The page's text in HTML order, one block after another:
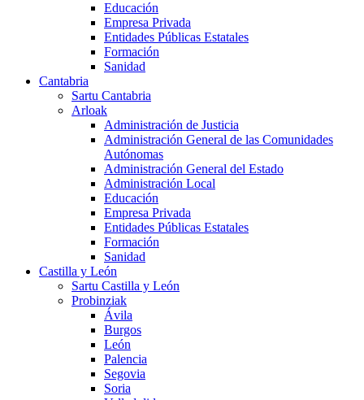
Educación
Empresa Privada
Entidades Públicas Estatales
Formación
Sanidad
Cantabria
Sartu Cantabria
Arloak
Administración de Justicia
Administración General de las Comunidades
Autónomas
Administración General del Estado
Administración Local
Educación
Empresa Privada
Entidades Públicas Estatales
Formación
Sanidad
Castilla y León
Sartu Castilla y León
Probinziak
Ávila
Burgos
León
Palencia
Segovia
Soria